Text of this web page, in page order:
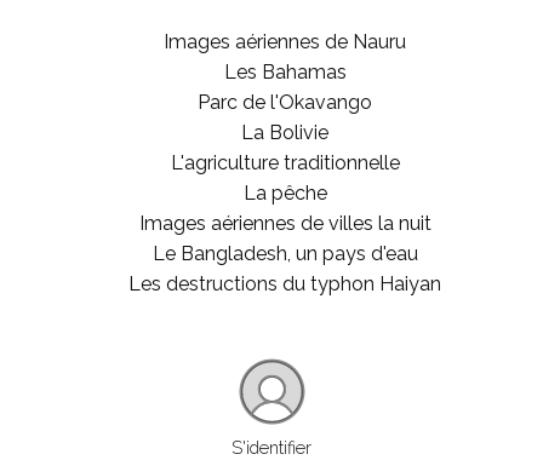
Images aériennes de Nauru
Les Bahamas
Parc de l'Okavango
La Bolivie
L'agriculture traditionnelle
La pêche
Images aériennes de villes la nuit
Le Bangladesh, un pays d'eau
Les destructions du typhon Haiyan
S'identifier